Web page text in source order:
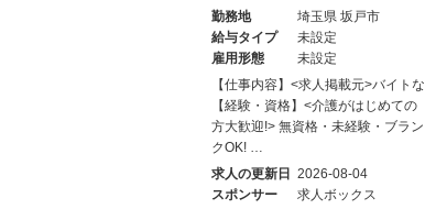
勤務地
埼玉県 坂戸市
給与タイプ
未設定
雇用形態
未設定
【仕事内容】<求人掲載元>バイトな
【経験・資格】<介護がはじめての
方大歓迎!> 無資格・未経験・ブラン
クOK! …
求人の更新日
2026-08-04
スポンサー
求人ボックス